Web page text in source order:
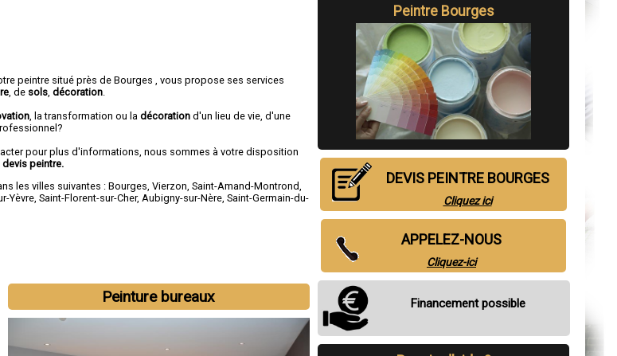
peintre situé près de Bourges , vous propose ses services
, de sols ,décoration
, la transformation ou ladécoration d'un lieu de vie, d'une
pour plus d'informations, nous sommes à votre disposition
peintre.
les villes suivantes :Bourges ,Vierzon ,Saint-Amand-Montrond
Yèvre ,Saint-Florent-sur-Cher, Aubigny-sur-Nère ,Saint-Germain-du-
Peinture bureaux
Peintre Bourges
DEVIS PEINTRE BOURGES
Cliquez ici
APPELEZ-NOUS
Cliquez-ici
Financement possible